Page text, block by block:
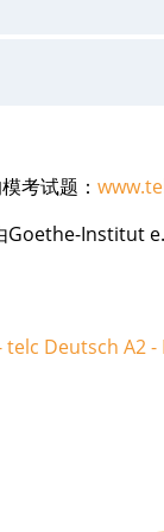
考试题：
Institut e.
telc Deutsch A2